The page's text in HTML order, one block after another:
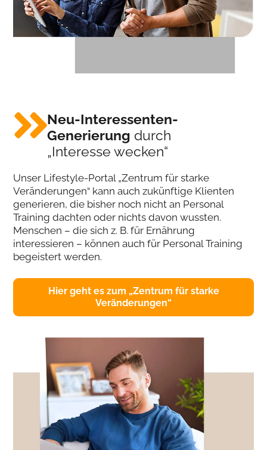
Neu-Interessenten-
Generierung durch
„Interesse wecken“
Unser Lifestyle-Portal „Zentrum für starke
Veränderungen“ kann auch zukünftige Klienten
generieren, die bisher noch nicht an Personal
Training dachten oder nichts davon wussten.
Menschen – die sich z. B. für Ernährung
interessieren – können auch für Personal Training
begeistert werden.
Hier geht es zum „Zentrum für starke
Veränderungen“